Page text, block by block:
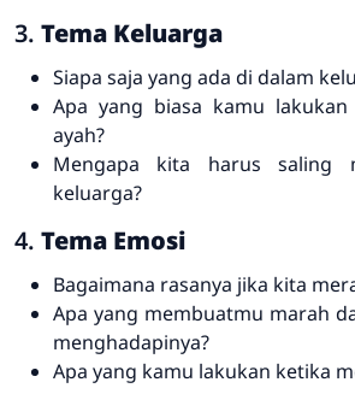
3. Tema Keluarga
Siapa saja yang ada di dalam
Apa yang biasa kamu
ayah?
Mengapa kita harus saling
keluarga?
4. Tema Emosi
Bagaimana rasanya jika kita
Apa yang membuatmu marah
menghadapinya?
Apa yang kamu lakukan ketika